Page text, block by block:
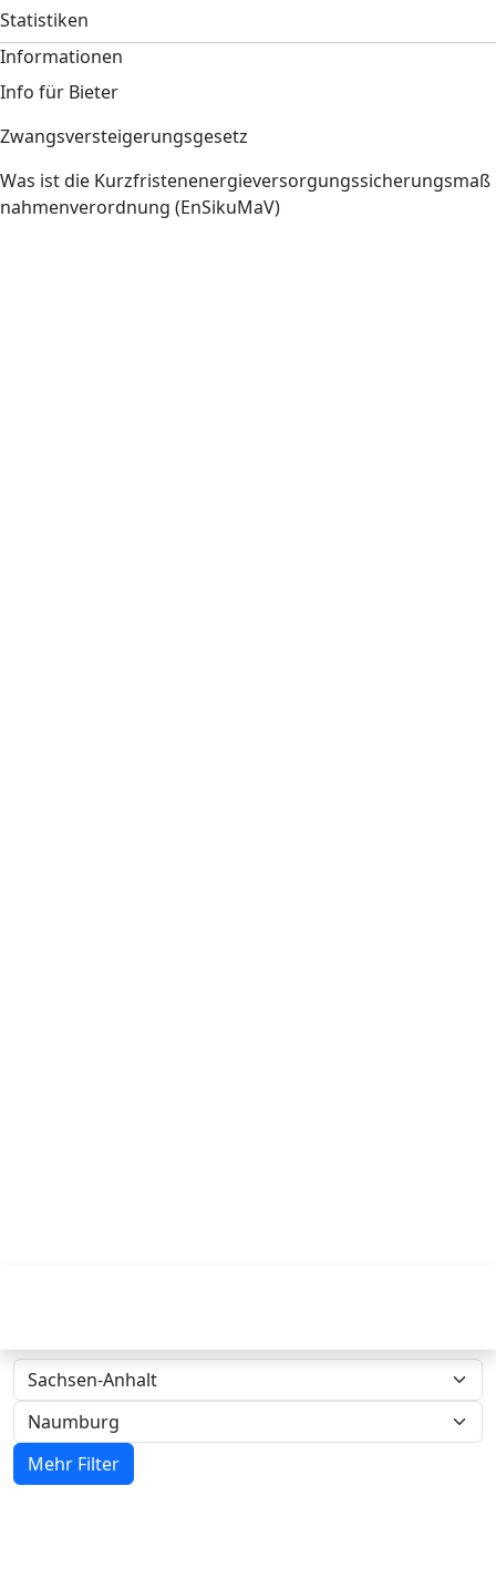
Statistiken
Informationen
Info für Bieter
Zwangsversteigerungsgesetz
Was ist die Kurzfristenenergieversorgungssicherungsmaß
nahmenverordnung (EnSikuMaV)
Mehr Filter